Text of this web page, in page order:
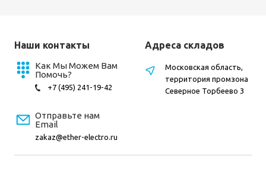
Наши контакты
Как Мы Можем Вам
Помочь?
+7 (495) 241-19-42
Отправьте нам
Email
zakaz@ether-electro.ru
Адреса складов
Московская область,
территория промзона
Северное Торбеево 3